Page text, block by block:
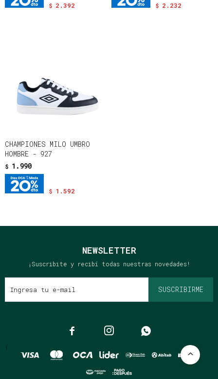
$ 2.392 $ 2.232
CHAMPIONES MILO UMBRO
HOMBRE - 927
$ 1.990
$ 1.592
NEWSLETTER
¡Suscribite y recibí todas nuestras novedades!
SUSCRIBIRME
  
{